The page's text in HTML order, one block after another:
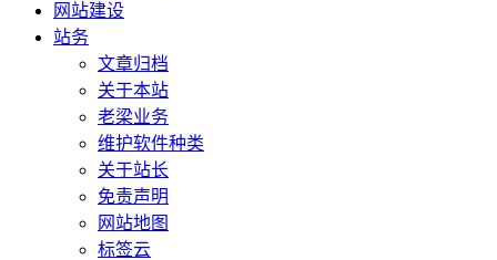
网站建设
站务
文章归档
关于本站
老梁业务
维护软件种类
关于站长
免责声明
网站地图
标签云